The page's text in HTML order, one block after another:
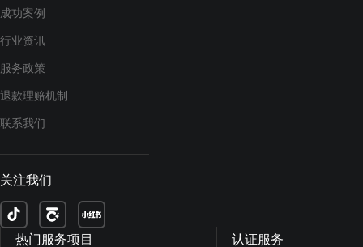
成功案例
行业资讯
服务政策
退款理赔机制
联系我们
关注我们
热门服务项目 认证服务